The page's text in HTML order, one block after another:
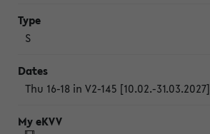
S
Thu 16-18 in V2-145 [10.02.-31.03.2027]